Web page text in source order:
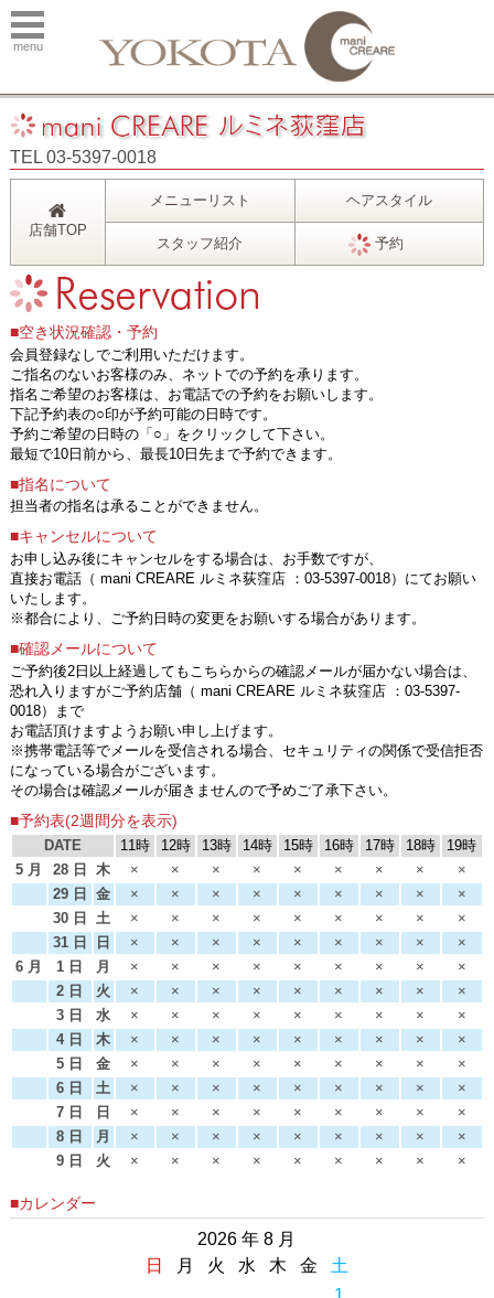
menu
TEL 03-5397-0018
店舗TOP
メニューリスト ヘアスタイル
スタッフ紹介 予約
■空き状況確認・予約
会員登録なしでご利用いただけます。
ご指名のないお客様のみ、ネットでの予約を承ります。
指名ご希望のお客様は、お電話での予約をお願いします。
下記予約表の○印が予約可能の日時です。
予約ご希望の日時の「○」をクリックして下さい。
最短で10日前から、最長10日先まで予約できます。
■指名について
担当者の指名は承ることができません。
■キャンセルについて
お申し込み後にキャンセルをする場合は、お手数ですが、
直接お電話（ mani CREARE ルミネ荻窪店 ：03-5397-0018）にてお願い
いたします。
※都合により、ご予約日時の変更をお願いする場合があります。
■確認メールについて
ご予約後2日以上経過してもこちらからの確認メールが届かない場合は、
恐れ入りますがご予約店舗（ mani CREARE ルミネ荻窪店 ：03-5397-
0018）まで
お電話頂けますようお願い申し上げます。
※携帯電話等でメールを受信される場合、セキュリティの関係で受信拒否
になっている場合がございます。
その場合は確認メールが届きませんので予めご了承下さい。
■予約表(2週間分を表示)
DATE 11時 12時 13時 14時 15時 16時 17時 18時
19時
5 月
28 日 木 × × × × × × × ×
×
29 日
金 × × × × × × × ×
×
30 日
土 × × × × × × × ×
×
31 日
日 × × × × × × × ×
×
6 月
1 日 月 × × × × × × × ×
×
2 日
火 × × × × × × × ×
×
3 日
水 × × × × × × × ×
×
4 日
木 × × × × × × × ×
×
5 日
金 × × × × × × × ×
×
6 日
土 × × × × × × × ×
×
7 日
日 × × × × × × × ×
×
8 日
月 × × × × × × × ×
×
9 日
火 × × × × × × × × ×
■カレンダー
2026 年 8 月
日
月 火 水 木 金
土